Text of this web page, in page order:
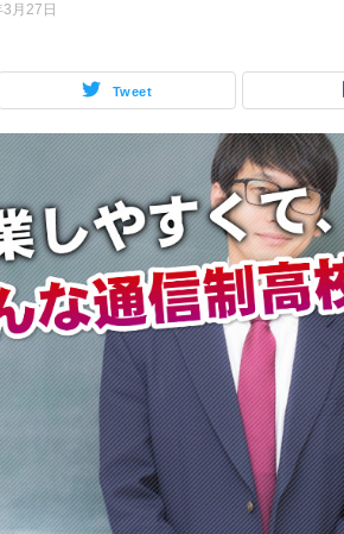
月27日
Tweet